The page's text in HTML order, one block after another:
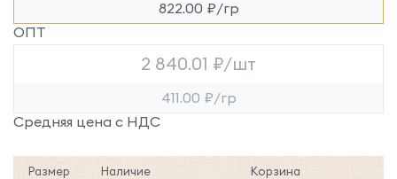
822.00 ₽/гр
ОПТ
2 840.01 ₽/шт
411.00 ₽/гр
Средняя цена с НДС
Размер Наличие Корзина